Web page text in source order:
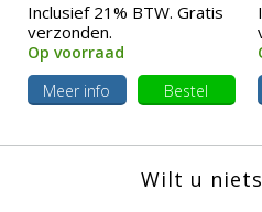
Inclusief 21% BTW. Gratis
verzonden.
Op voorraad
Meer info
Bestel
Wilt u